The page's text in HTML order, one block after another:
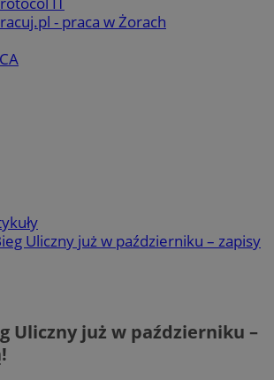
- praca w Żorach
Uliczny już w październiku – zapisy
Uliczny już w październiku –